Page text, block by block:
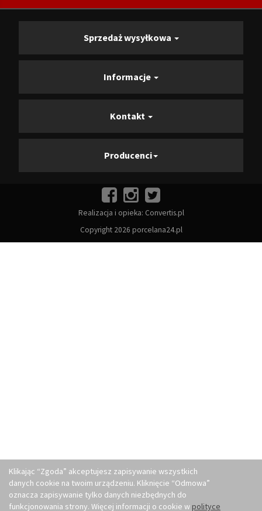
Sprzedaż wysyłkowa
Informacje
Kontakt
Producenci
Realizacja i opieka: Convertis.pl
Copyright 2026 porcelana24.pl
Klikając “Zgoda” akceptujesz zapisywanie wszystkich
danych cookie na twoim urządzeniu. Kliknięcie “Odmowa”
oznacza zapisywanie tylko danych niezbędnych do
funkcjonowania strony. Więcej informacji o cookie w polityce